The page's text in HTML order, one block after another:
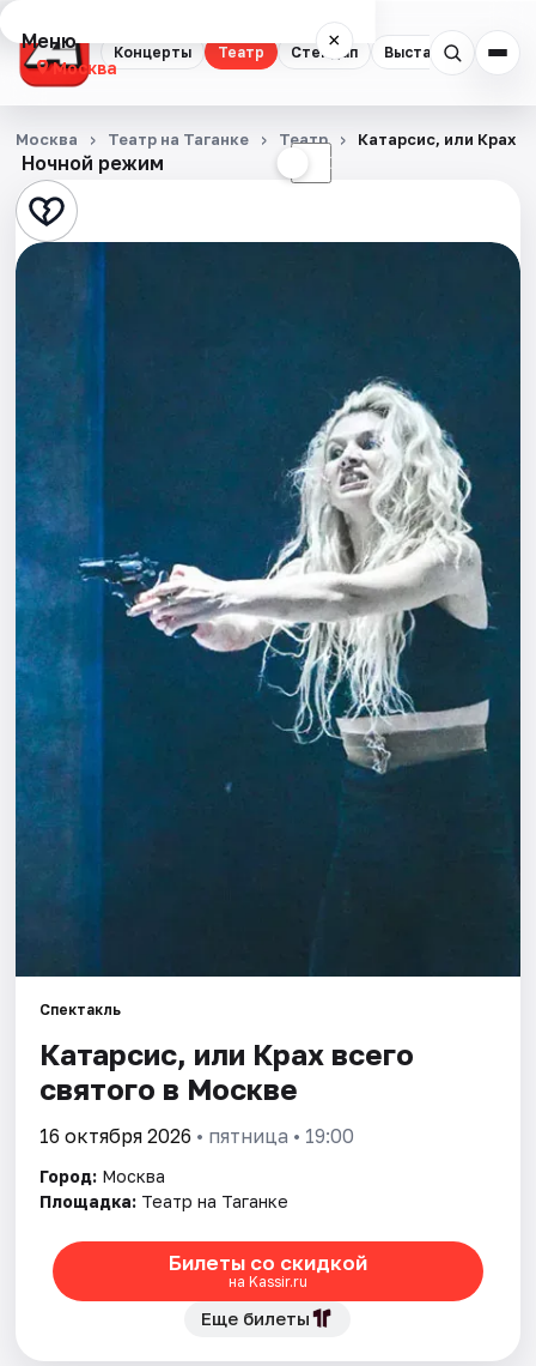
Концерты Театр Стендап Выставки
Меню ×
Москва
Концерты
Театр
Стендап
Экскурсии
Спорт
События
Города
Площадки
Артисты
Рейтинги
Ночной режим ☾
Москва Театр на Таганке Театр Катарсис, или Крах
Спектакль
Катарсис, или Крах всего
святого в Москве
16 октября 2026 • пятница • 19:00
Город: Москва
Площадка: Театр на Таганке
Билеты со скидкой
на Kassir.ru
Еще билеты